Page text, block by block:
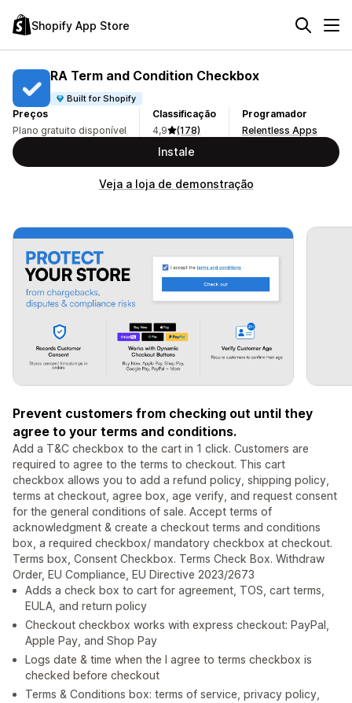
Shopify App Store
RA Term and Condition Checkbox
Built for Shopify
Preços
Plano gratuito disponível
Classificação
4,9
(178)
Programador
Relentless Apps
Instale
Veja a loja de demonstração
Prevent customers from checking out until they
agree to your terms and conditions.
Add a T&C checkbox to the cart in 1 click. Customers are
required to agree to the terms to checkout. This cart
checkbox allows you to add a refund policy, shipping policy,
terms at checkout, agree box, age verify, and request consent
for the general conditions of sale. Accept terms of
acknowledgment & create a checkout terms and conditions
box, a required checkbox/ mandatory checkbox at checkout.
Terms box, Consent Checkbox. Terms Check Box. Withdraw
Order, EU Compliance, EU Directive 2023/2673
Adds a check box to cart for agreement, TOS, cart terms,
EULA, and return policy
Checkout checkbox works with express checkout: PayPal,
Apple Pay, and Shop Pay
Logs date & time when the I agree to terms checkbox is
checked before checkout
Terms & Conditions box: terms of service, privacy policy,